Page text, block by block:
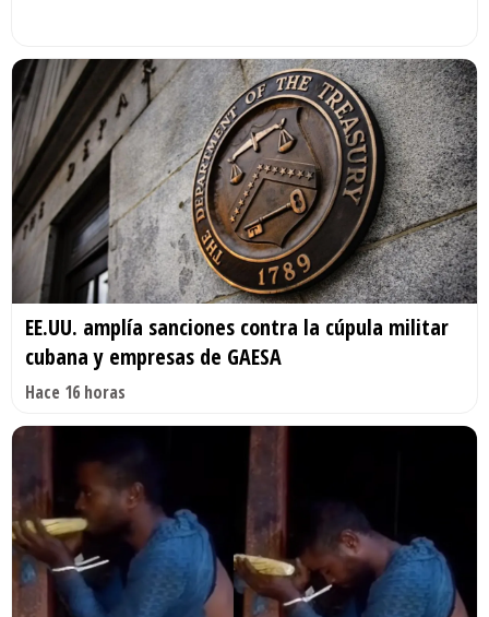
EE.UU. amplía sanciones contra la cúpula militar
cubana y empresas de GAESA
Hace 16 horas